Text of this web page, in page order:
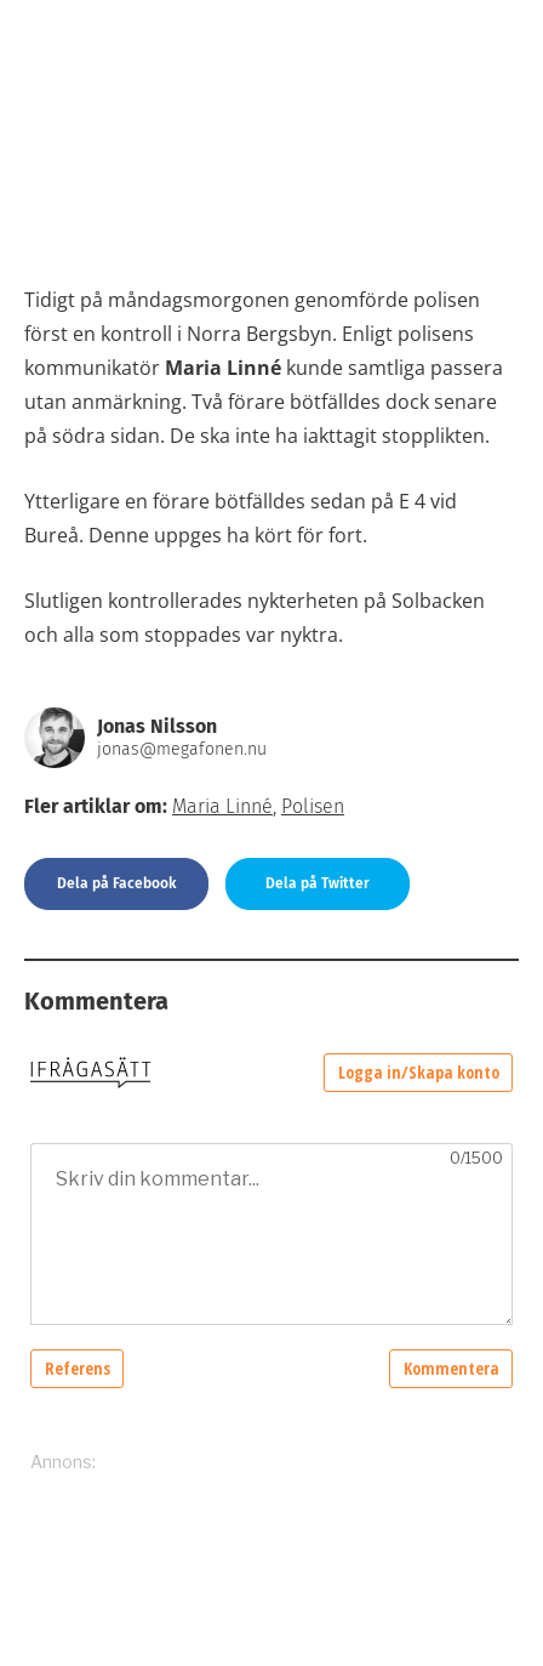
Tidigt på måndagsmorgonen genomförde polisen
först en kontroll i Norra Bergsbyn. Enligt polisens
kommunikatör Maria Linné kunde samtliga passera
utan anmärkning. Två förare bötfälldes dock senare
på södra sidan. De ska inte ha iakttagit stopplikten.
Ytterligare en förare bötfälldes sedan på E 4 vid
Bureå. Denne uppges ha kört för fort.
Slutligen kontrollerades nykterheten på Solbacken
och alla som stoppades var nyktra.
Jonas Nilsson
jonas@megafonen.nu
Fler artiklar om: Maria Linné, Polisen
Dela på Facebook Dela på Twitter
Kommentera